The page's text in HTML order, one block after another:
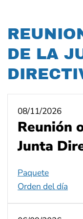
DE LA
08/11/2026
Reunión
Junta
Paquete
Orden del día